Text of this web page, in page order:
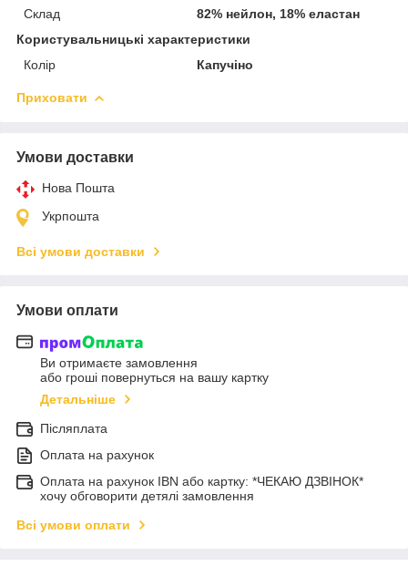
Склад
82% нейлон, 18% еластан
Користувальницькі характеристики
Колір
Капучіно
Приховати
Умови доставки
Нова Пошта
Укрпошта
Всі умови доставки
Умови оплати
Ви отримаєте замовлення
або гроші повернуться на вашу картку
Детальніше
Післяплата
Оплата на рахунок
Оплата на рахунок IBN або картку: *ЧЕКАЮ ДЗВІНОК*
хочу обговорити детялі замовлення
Всі умови оплати